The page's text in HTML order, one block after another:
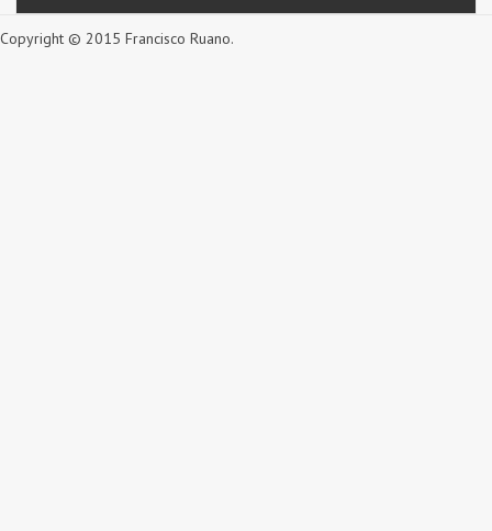
Copyright © 2015 Francisco Ruano.